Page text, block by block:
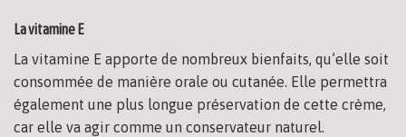
La vitamine E
La vitamine E apporte de nombreux bienfaits, qu’elle soit
consommée de manière orale ou cutanée. Elle permettra
également une plus longue préservation de cette crème,
car elle va agir comme un conservateur naturel.